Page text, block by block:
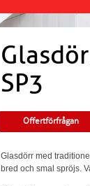
SP3
Offertförfrågan
Glasdörr med
bred och smal spröjs.